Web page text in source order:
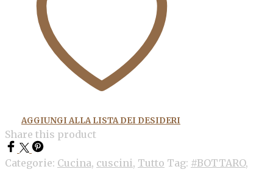
AGGIUNGI ALLA LISTA DEI DESIDERI
Share this product
Categorie: Cucina, cuscini, Tutto Tag: #BOTTARO,